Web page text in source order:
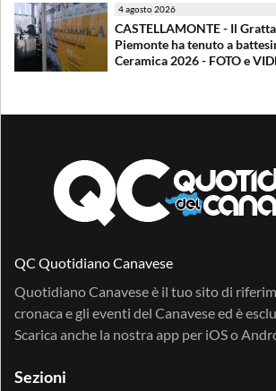
4 agosto 2026
CASTELLAMONTE - Il
Piemonte ha tenuto a
Ceramica 2026 - FOTO e
QC Quotidiano Canavese
Quotidiano Canavese è il tuo sito di
cronaca e gli eventi del Canavese ed è
Scarica anche la nostra app per iOSo
Sezioni